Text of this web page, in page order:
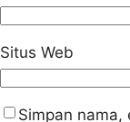
Situs Web
Simpan